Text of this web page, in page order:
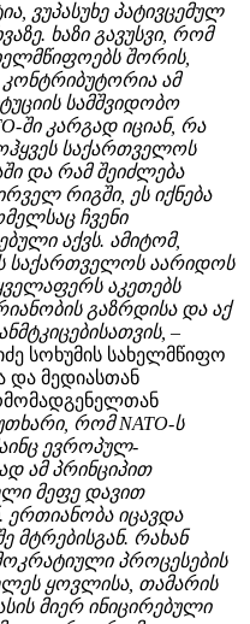
ვუპასუხე პატივცემულ
ხაზი გავუსვი, რომ
შორის,
ამ
სამშვიდობო
ში კარგად იციან, რა
საქართველოს
და რამ შეიძლება
რიგში, ეს იქნება
ჩვენი
აქვს. ამიტომ,
საქართველოს აარიდოს
აკეთებს
გაზრდისა და აქ
–
სოხუმის სახელმწიფო
და მედიასთან
რომ NATO-ს
ევროპულ-
ამ პრინციპით
მეფე დავით
ერთიანობა იცავდა
მტრებისგან. რახან
პროცესების
ყოვლისა, თამარის
მიერ ინიცირებული